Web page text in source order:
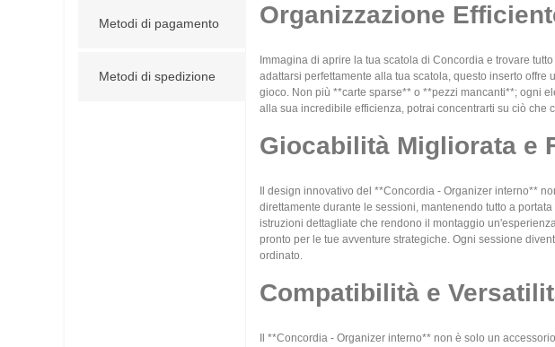
Metodi di pagamento
Metodi di spedizione
Organizzazione
Immagina di aprire la tua scatola di Concordia e trovare
adattarsi perfettamente alla tua scatola, questo inserto
gioco. Non più **carte sparse** o **pezzi mancanti**; ogni
alla sua incredibile efficienza, potrai concentrarti su ciò che
Giocabilità Migliorata e
Il design innovativo del **Concordia - Organizer interno**
direttamente durante le sessioni, mantenendo tutto a
istruzioni dettagliate che rendono il montaggio
pronto per le tue avventure strategiche. Ogni sessione
ordinato.
Compatibilità e
Il **Concordia - Organizer interno** non è solo un